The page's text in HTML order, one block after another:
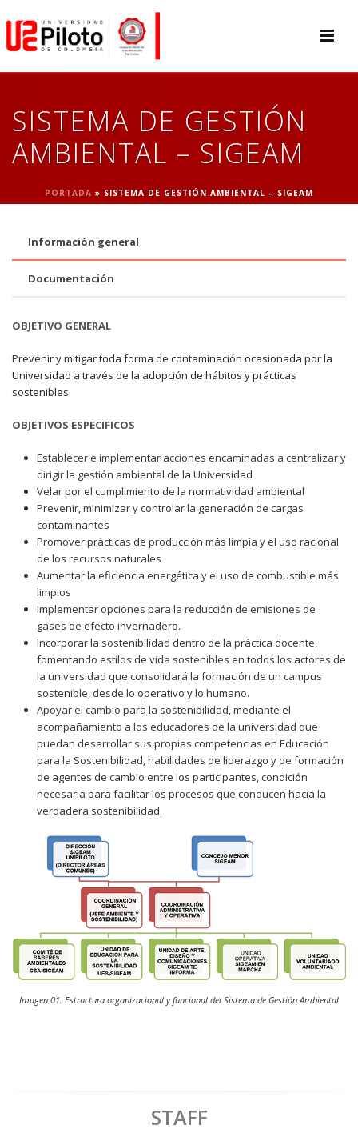
SISTEMA DE GESTIÓN
AMBIENTAL – SIGEAM
PORTADA » SISTEMA DE GESTIÓN AMBIENTAL – SIGEAM
Información general
Documentación
OBJETIVO GENERAL
Prevenir y mitigar toda forma de contaminación ocasionada por la
Universidad a través de la adopción de hábitos y prácticas
sostenibles.
OBJETIVOS ESPECIFICOS
Establecer e implementar acciones encaminadas a centralizar y
dirigir la gestión ambiental de la Universidad
Velar por el cumplimiento de la normatividad ambiental
Prevenir, minimizar y controlar la generación de cargas
contaminantes
Promover prácticas de producción más limpia y el uso racional
de los recursos naturales
Aumentar la eficiencia energética y el uso de combustible más
limpios
Implementar opciones para la reducción de emisiones de
gases de efecto invernadero.
Incorporar la sostenibilidad dentro de la práctica docente,
fomentando estilos de vida sostenibles en todos los actores de
la universidad que consolidará la formación de un campus
sostenible, desde lo operativo y lo humano.
Apoyar el cambio para la sostenibilidad, mediante el
acompañamiento a los educadores de la universidad que
puedan desarrollar sus propias competencias en Educación
para la Sostenibilidad, habilidades de liderazgo y de formación
de agentes de cambio entre los participantes, condición
necesaria para facilitar los procesos que conducen hacia la
verdadera sostenibilidad.
Imagen 01. Estructura organizacional y funcional del Sistema de Gestión Ambiental
STAFF